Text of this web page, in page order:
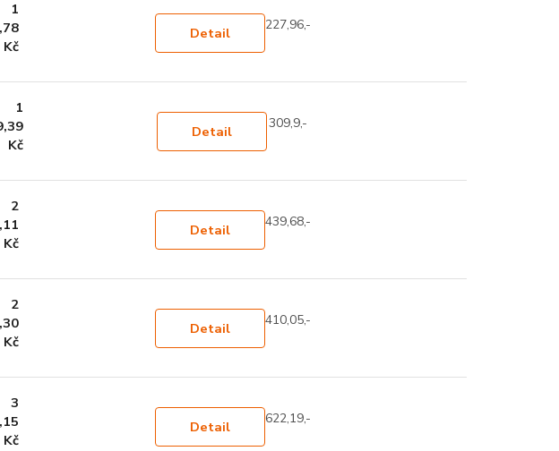
1
Kč
Detail 227,96,-
1
Kč
Detail 309,9,-
2
Kč
Detail 439,68,-
2
Kč
Detail 410,05,-
3
Kč
Detail 622,19,-